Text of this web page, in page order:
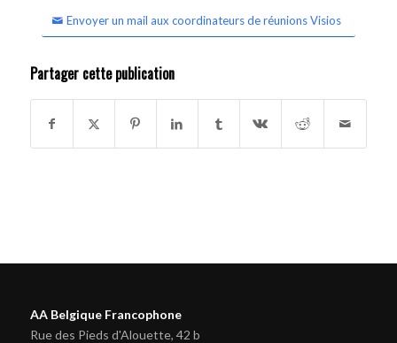
Envoyer un mail aux coordinateurs de réunions Visios
Partager cette publication
AA Belgique Francophone
Rue des Pieds d'Alouette, 42 b